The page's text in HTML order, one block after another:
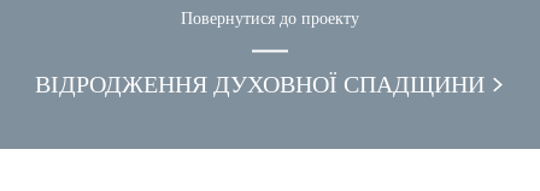
Повернутися до проекту
ВІДРОДЖЕННЯ ДУХОВНОЇ СПАДЩИНИ